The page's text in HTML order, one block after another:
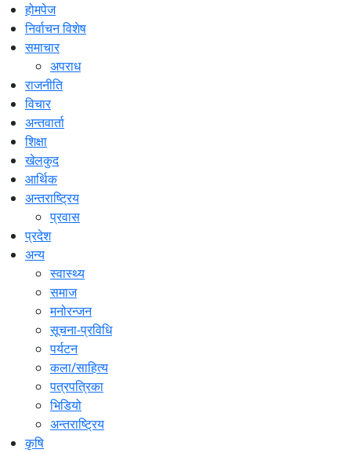
होमपेज
निर्वाचन विशेष
समाचार
अपराध
राजनीति
विचार
अन्तवार्ता
शिक्षा
खेलकुद
आर्थिक
अन्तराष्ट्रिय
प्रवास
प्रदेश
अन्य
स्वास्थ्य
समाज
मनोरन्जन
सूचना-प्रविधि
पर्यटन
कला/साहित्य
पत्रपत्रिका
भिडियो
अन्तराष्ट्रिय
कृषि